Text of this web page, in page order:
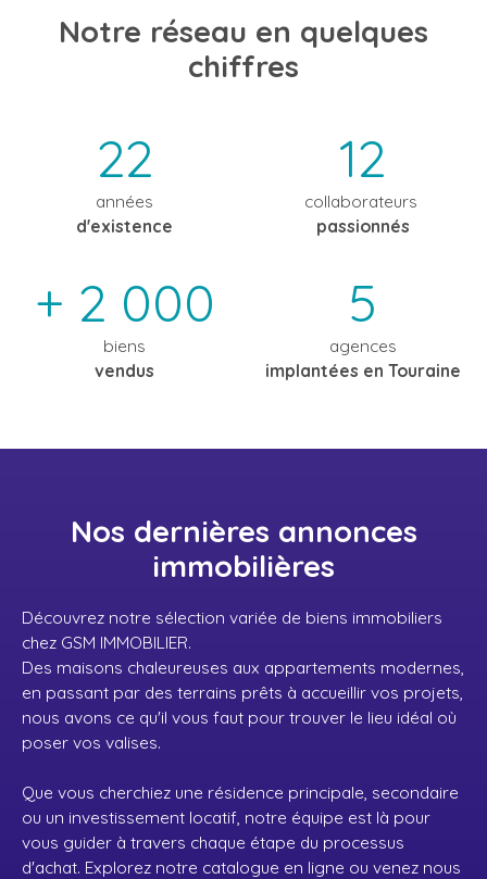
Notre réseau en quelques
chiffres
22
années
d'existence
12
collaborateurs
passionnés
+ 2 000
biens
vendus
5
agences
implantées en Touraine
Nos dernières annonces
immobilières
Découvrez notre sélection variée de biens immobiliers
chez GSM IMMOBILIER.
Des maisons chaleureuses aux appartements modernes,
en passant par des terrains prêts à accueillir vos projets,
nous avons ce qu'il vous faut pour trouver le lieu idéal où
poser vos valises.
Que vous cherchiez une résidence principale, secondaire
ou un investissement locatif, notre équipe est là pour
vous guider à travers chaque étape du processus
d'achat. Explorez notre catalogue en ligne ou venez nous